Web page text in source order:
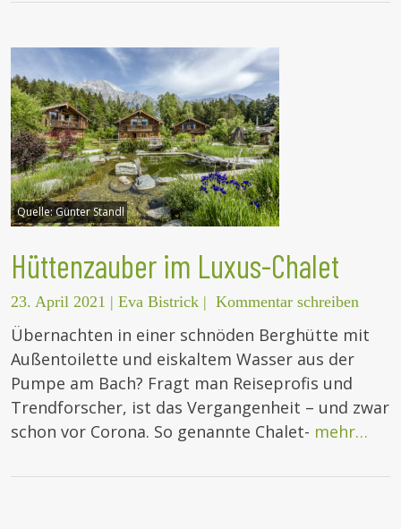
Quelle:Günter Standl
Hüttenzauber im Luxus-Chalet
23. April 2021 | Eva Bistrick | Kommentar schreiben
Übernachten in einer schnöden Berghütte mit
Außentoilette und eiskaltem Wasser aus der
Pumpe am Bach? Fragt man Reiseprofis und
Trendforscher, ist das Vergangenheit – und zwar
schon vor Corona. So genannte Chalet- mehr…